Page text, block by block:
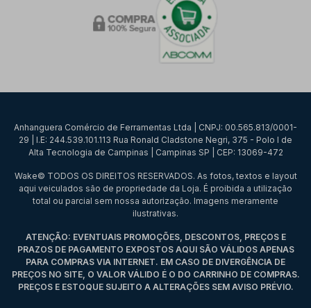
Anhanguera Comércio de Ferramentas Ltda | CNPJ: 00.565.813/0001-
29 | I.E: 244.539.101.113 Rua Ronald Cladstone Negri, 375 - Polo I de
Alta Tecnologia de Campinas | Campinas SP | CEP: 13069-472
Wake© TODOS OS DIREITOS RESERVADOS. As fotos, textos e layout
aqui veiculados são de propriedade da Loja. É proibida a utilização
total ou parcial sem nossa autorização. Imagens meramente
ilustrativas.
ATENÇÃO: EVENTUAIS PROMOÇÕES, DESCONTOS, PREÇOS E
PRAZOS DE PAGAMENTO EXPOSTOS AQUI SÃO VÁLIDOS APENAS
PARA COMPRAS VIA INTERNET. EM CASO DE DIVERGÊNCIA DE
PREÇOS NO SITE, O VALOR VÁLIDO É O DO CARRINHO DE COMPRAS.
PREÇOS E ESTOQUE SUJEITO A ALTERAÇÕES SEM AVISO PRÉVIO.